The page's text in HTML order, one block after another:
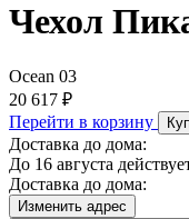
Чехол
Ocean 03
20 617 ₽
Перейти в корзину
Доставка до дома:
До 16 августа
Доставка до дома:
Изменить адрес